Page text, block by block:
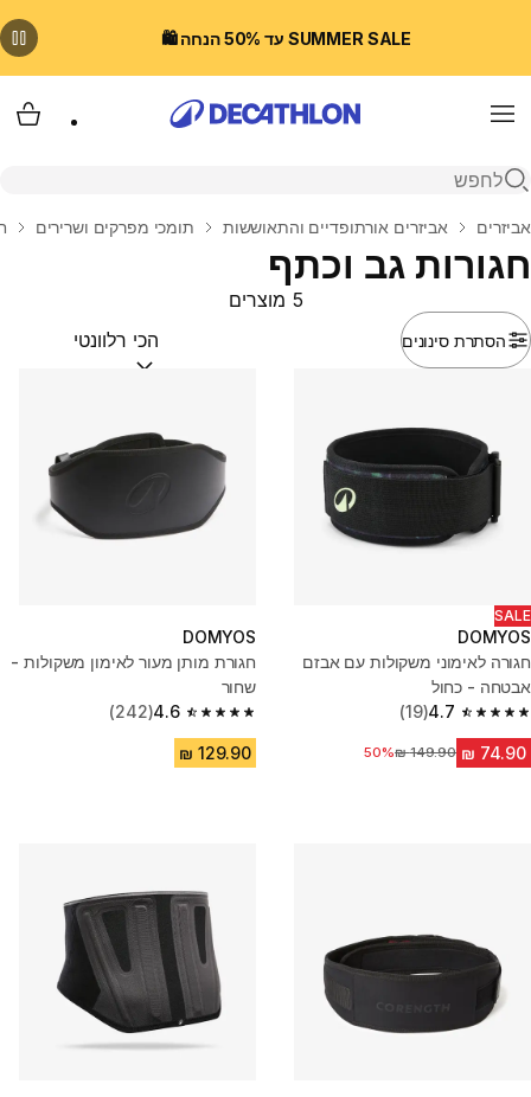
SUMMER SALE עד 50% הנחה 🛍️
Menu
פתיחת חיפוש
בית
אביזרים אביזרים אורתופדיים והתאוששות תומכי מפרקים ושרירים
חגורות גב וכתף
הסתרת סינונים
5 מוצרים
מיין לפי:(optional)
SALE
DOMYOS
חגורה לאימוני משקולות עם אבזם
אבטחה - כחול
4.7
4.7 out of 5 stars from 19 reviews
(19)
מחיר לפני הנחה‏149.90 ₪
50%
DOMYOS
חגורת מותן מעור לאימון משקולות -
שחור
4.6
4.6 out of 5 stars from 242 reviews
(242)